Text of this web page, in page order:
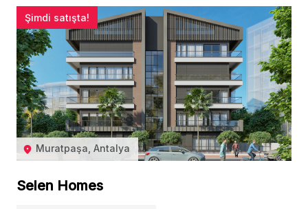
Şimdi satışta!
Muratpaşa, Antalya
Selen Homes